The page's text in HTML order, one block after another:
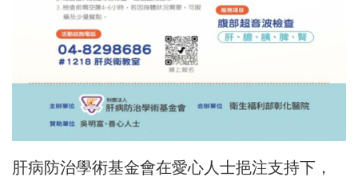
肝病防治學術基金會在愛心人士挹注支持下，